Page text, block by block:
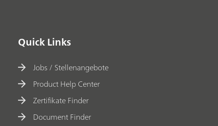
Quick Links
Jobs / Stellenangebote
Product Help Center
Zertifikate Finder
Document Finder